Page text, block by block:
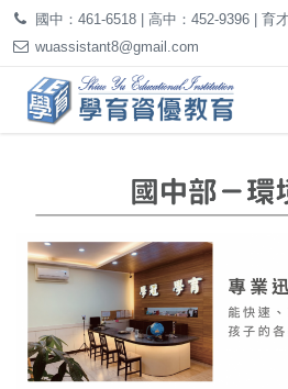
國中：461-6518 | 高中：452-9396 | 育
wuassistant8@gmail.com